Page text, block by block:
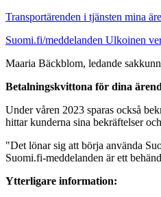
Transportärenden i tjänsten mina
Suomi.fi/meddelanden Ulkoinen
Maaria Bäckblom, ledande
Betalningskvittona för dina
Under våren 2023 sparas också
hittar kunderna sina bekräftelser
"Det lönar sig att börja använda
Suomi.fi-meddelanden är ett
Ytterligare information: